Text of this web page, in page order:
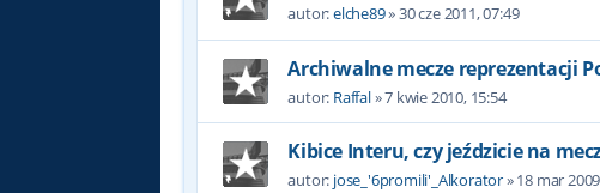
autor:elche89»30 cze 2011, 07:49
Archiwalne mecze reprezentacji
autor: Raffal»7 kwie 2010, 15:54
Kibice Interu, czy jeździcie na
autor: jose_'6promili'_Alkorator»18 mar